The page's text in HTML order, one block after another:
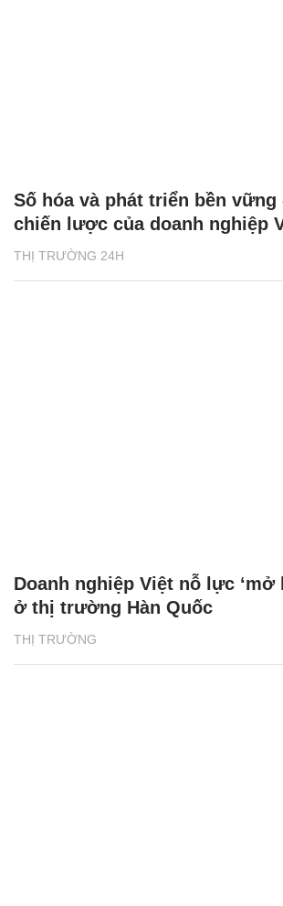
THỊ TRƯỜNG 24H
Số hóa và phát triển bền
chiến lược của doanh nghiệp
THỊ TRƯỜNG
Doanh nghiệp Việt nỗ lực ‘mở
ở thị trường Hàn Quốc